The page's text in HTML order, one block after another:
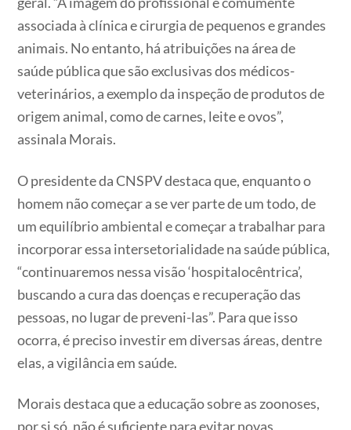
associada à clínica e cirurgia de pequenos e grandes
animais. No entanto, há atribuições na área de
saúde pública que são exclusivas dos médicos-
veterinários, a exemplo da inspeção de produtos de
origem animal, como de carnes, leite e ovos”,
assinala Morais.
O presidente da CNSPV destaca que, enquanto o
homem não começar a se ver parte de um todo, de
um equilíbrio ambiental e começar a trabalhar para
incorporar essa intersetorialidade na saúde pública,
“continuaremos nessa visão ‘hospitalocêntrica’,
buscando a cura das doenças e recuperação das
pessoas, no lugar de preveni-las”. Para que isso
ocorra, é preciso investir em diversas áreas, dentre
elas, a vigilância em saúde.
Morais destaca que a educação sobre as zoonoses,
por si só, não é suficiente para evitar novas